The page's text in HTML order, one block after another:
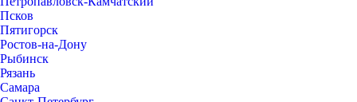
Псков
Пятигорск
Ростов-на-Дону
Рыбинск
Рязань
Самара